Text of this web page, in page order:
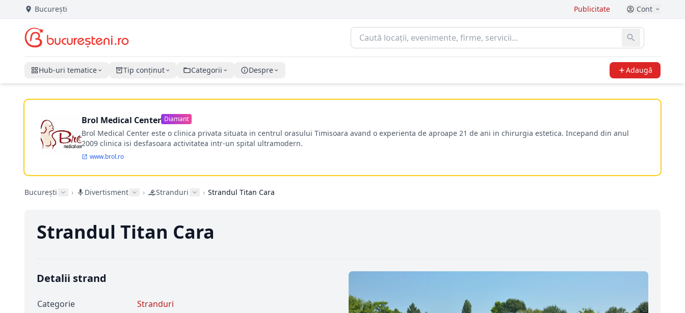
București Publicitate Cont
Hub-uri tematice Tip conținut Categorii Despre Adaugă
Brol Medical Center Diamant
Brol Medical Center este o clinica privata situata in centrul orasului Timisoara avand o experienta de aproape 21 de ani in chirurgia estetica. Incepand din anul
2009 clinica isi desfasoara activitatea intr-un spital ultramodern.
www.brol.ro
București › Divertisment › Stranduri › Strandul Titan Cara
Strandul Titan Cara
Detalii strand
Categorie
Stranduri